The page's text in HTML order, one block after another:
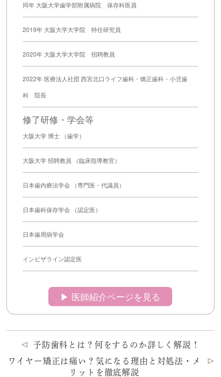
同年 大阪大学歯学部附属病院 保存科医員
2019年 大阪大学大学院 特任研究員
2020年 大阪大学大学院 招聘教員
2022年 医療法人社団 西宮北口ライフ歯科・矯正歯科・小児歯
科 院長
修了研修・学会等
大阪大学 博士 （歯学）
大阪大学 招聘教員 （臨床指導教官）
日本歯内療法学会 （専門医・代議員）
日本歯科保存学会 （認定医）
日本歯周病学会
インビザライン認定医
▶︎ 医師紹介ページを見る
予防歯科とは？何をするのか詳しく解説！
ワイヤー矯正は痛い？気になる理由と対処法・メ
リットを徹底解説